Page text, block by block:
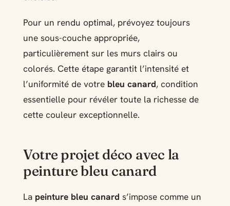
Pour un rendu optimal, prévoyez toujours
une sous-couche appropriée,
particulièrement sur les murs clairs ou
colorés. Cette étape garantit l’intensité et
l’uniformité de votre bleu canard, condition
essentielle pour révéler toute la richesse de
cette couleur exceptionnelle.
Votre projet déco avec la
peinture bleu canard
La peinture bleu canard s’impose comme un